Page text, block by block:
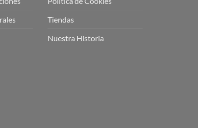
Tiendas
Nuestra Historia